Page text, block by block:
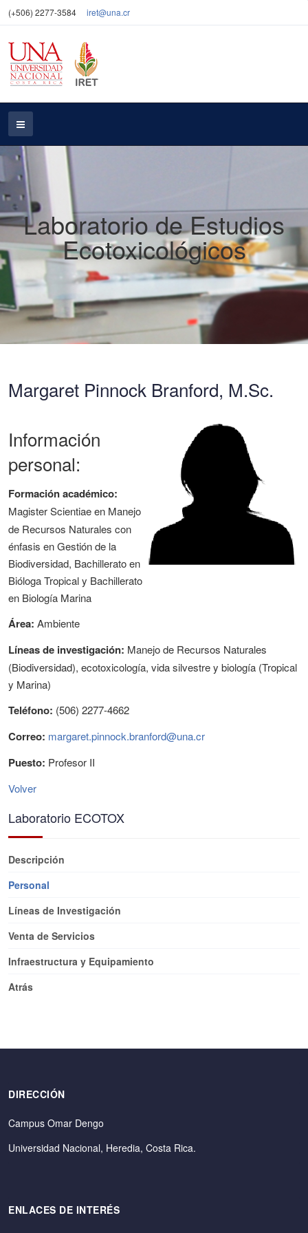
(+506) 2277-3584 iret@una.cr
Laboratorio de Estudios
Ecotoxicológicos
Margaret Pinnock Branford, M.Sc.
Información
personal:
Formación académico:
Magister Scientiaeen Manejo
de Recursos Naturales con
énfasis en Gestión de la
Biodiversidad, Bachillerato en
Bióloga Tropical y Bachillerato
en Biología Marina
Área: Ambiente
Líneas de investigación: Manejo de Recursos Naturales
(Biodiversidad), ecotoxicología, vida silvestre y biología (Tropical
y Marina)
Teléfono: (506) 2277-4662
Correo: margaret.pinnock.branford@una.cr
Puesto: Profesor II
Volver
Laboratorio ECOTOX
Descripción
Personal
Líneas de Investigación
Venta de Servicios
Infraestructura y Equipamiento
Atrás
DIRECCIÓN
Campus Omar Dengo
Universidad Nacional, Heredia, Costa Rica.
ENLACES DE INTERÉS